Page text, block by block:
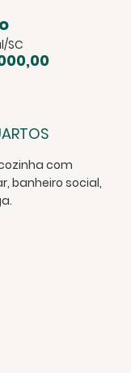
SC
com
banheiro social,